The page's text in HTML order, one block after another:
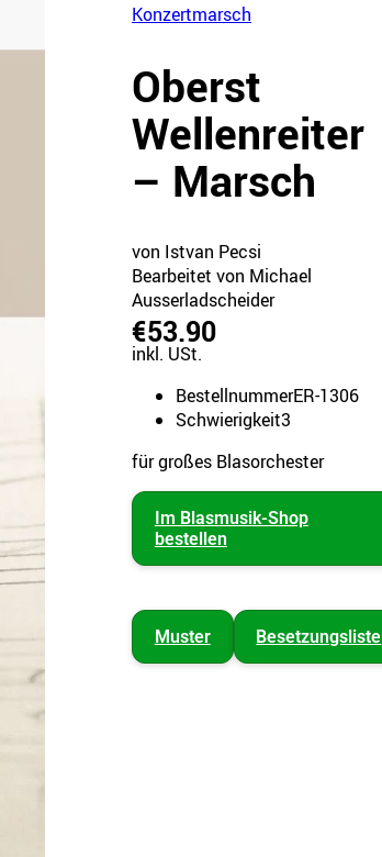
Konzertmarsch
Oberst
Wellenreiter
– Marsch
von Istvan Pecsi
Bearbeitet von Michael
Ausserladscheider
€53.90
inkl. USt.
BestellnummerER-1306
Schwierigkeit3
für großes Blasorchester
Im Blasmusik-Shop
bestellen
Muster Besetzungsliste